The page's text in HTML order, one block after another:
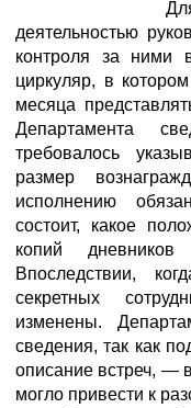
Для
деятельностью
контроля за
циркуляр, в
месяца
Департамента
требовалось
размер
исполнению
состоит, какое
копий
Впоследствии,
секретных
изменены.
сведения, так как
описание встреч, —
могло привести к